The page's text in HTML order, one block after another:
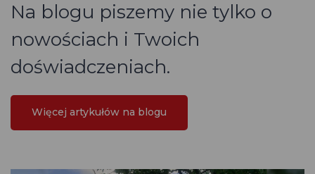
Na blogu piszemy nie tylko o
nowościach i Twoich
doświadczeniach.
Więcej artykułów na blogu